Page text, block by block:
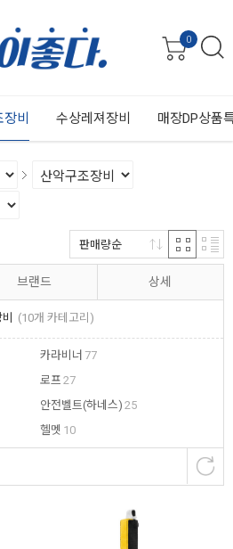
0
비 수상레져장비 매장DP상품
(10개 카테고리)
카라비너 77
로프 27
안전벨트(하네스) 25
헬멧 10
브랜드 상세
판매량순